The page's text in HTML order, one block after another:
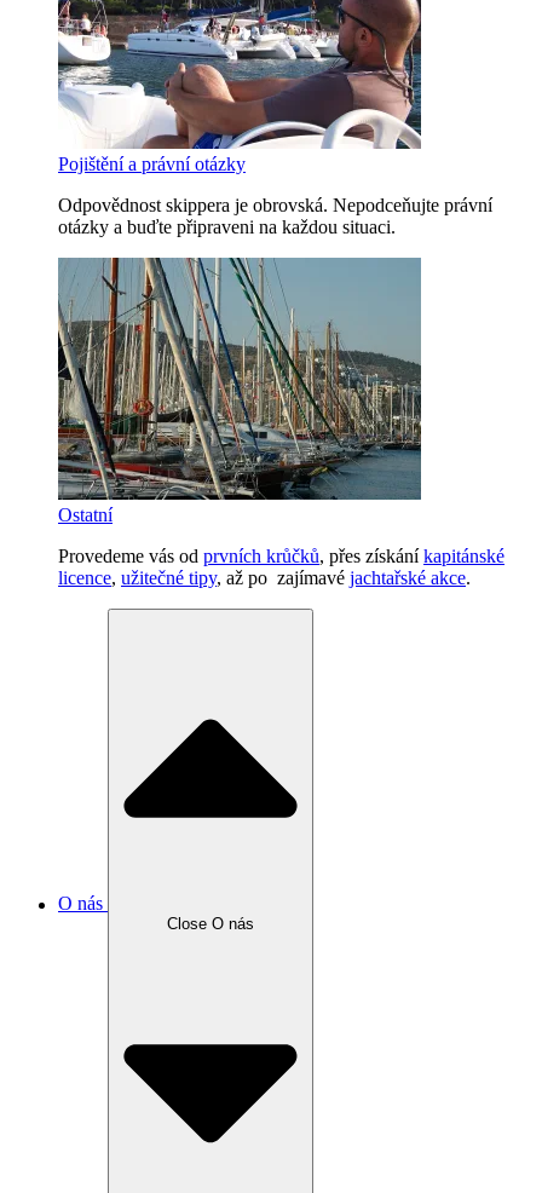
Pojištění a právní otázky
Odpovědnost skippera je obrovská. Nepodceňujte právní
otázky a buďte připraveni na každou situaci.
Ostatní
Provedeme vás od prvních krůčků, přes získáníkapitánské
licence, užitečné tipy, až po zajímavé jachtařské akce.
O nás
Close O nás